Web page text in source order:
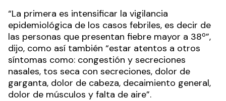
“La primera es intensificar la vigilancia
epidemiológica de los casos febriles, es decir de
las personas que presentan fiebre mayor a 38º”,
dijo, como así también “estar atentos a otros
síntomas como: congestión y secreciones
nasales, tos seca con secreciones, dolor de
garganta, dolor de cabeza, decaimiento general,
dolor de músculos y falta de aire”.